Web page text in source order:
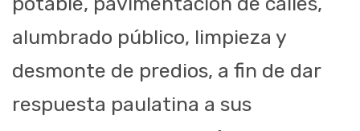
alumbrado público, limpieza y
desmonte de predios, a fin de dar
respuesta paulatina a sus